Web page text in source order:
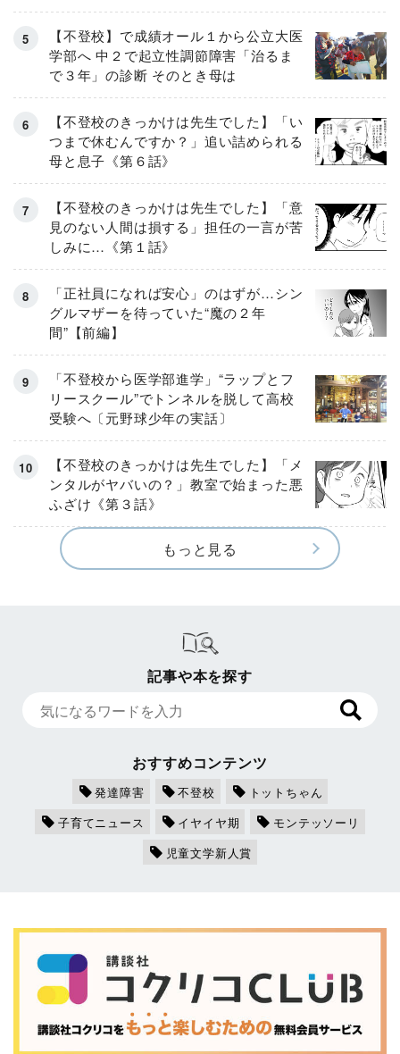
【不登校】で成績オール１から公立大医
学部へ 中２で起立性調節障害「治るま
で３年」の診断 そのとき母は
【不登校のきっかけは先生でした】「い
つまで休むんですか？」追い詰められる
母と息子《第６話》
【不登校のきっかけは先生でした】「意
見のない人間は損する」担任の一言が苦
しみに…《第１話》
「正社員になれば安心」のはずが…シン
グルマザーを待っていた“魔の２年
間”【前編】
「不登校から医学部進学」“ラップとフ
リースクール”でトンネルを脱して高校
受験へ〔元野球少年の実話〕
【不登校のきっかけは先生でした】「メ
ンタルがヤバいの？」教室で始まった悪
ふざけ《第３話》
もっと見る
記事や本を探す
おすすめコンテンツ
発達障害 不登校
トットちゃん
子育てニュース
イヤイヤ期
モンテッソーリ
児童文学新人賞